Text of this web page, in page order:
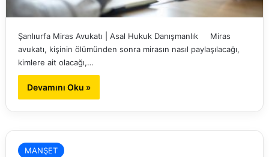
Şanlıurfa Miras Avukatı | Asal Hukuk Danışmanlık Miras
avukatı, kişinin ölümünden sonra mirasın nasıl paylaşılacağı,
kimlere ait olacağı,…
Devamını Oku »
MANŞET